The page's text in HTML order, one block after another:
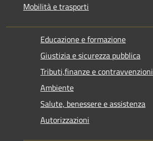
Mobilità e trasporti
Educazione e formazione
Giustizia e sicurezza pubblica
Tributi,finanze e contravvenzioni
Ambiente
Salute, benessere e assistenza
Autorizzazioni